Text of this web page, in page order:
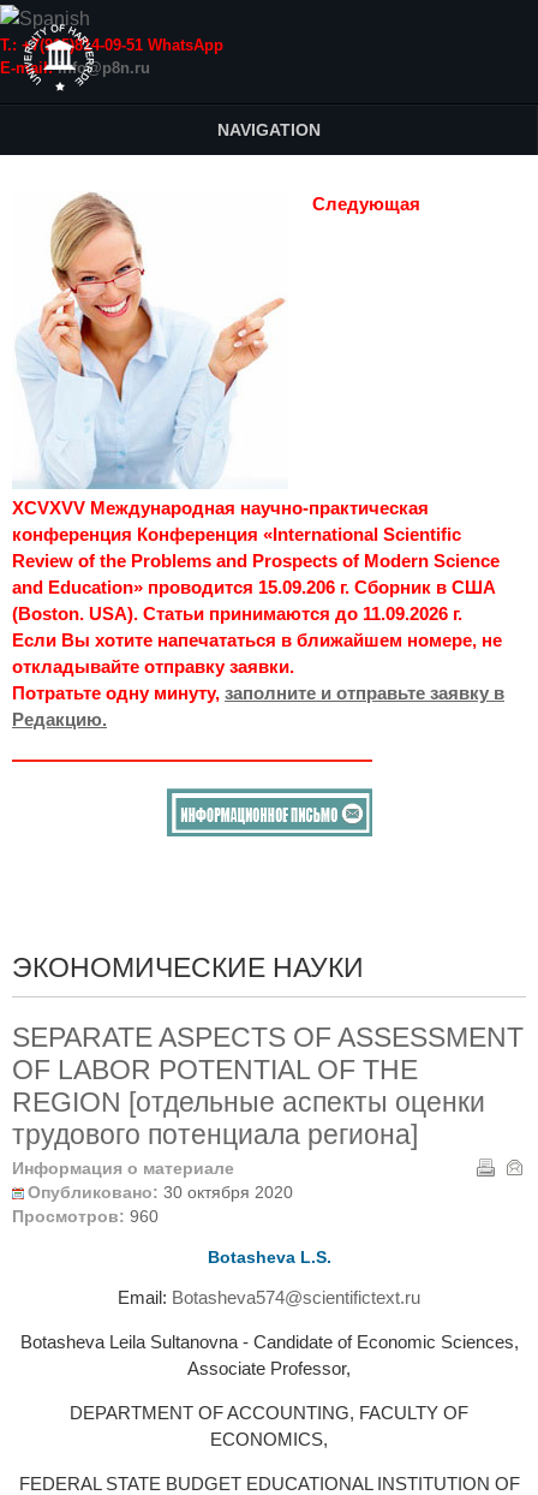
Т.: +7(915)814-09-51 WhatsApp
E-mail:info@p8n.ru
NAVIGATION
Следующая
XCVXVV Международная научно-практическая
конференция Конференция «International Scientific
Review of the Problems and Prospects of Modern Science
and Education» проводится 15.09.206 г. Сборник в США
(Boston. USA). Статьи принимаются до 11.09.2026 г.
Если Вы хотите напечататься в ближайшем номере, не
откладывайте отправку заявки.
Потратьте одну минуту, заполните и отправьте заявку в
Редакцию.
ЭКОНОМИЧЕСКИЕ НАУКИ
SEPARATE ASPECTS OF ASSESSMENT
OF LABOR POTENTIAL OF THE
REGION [отдельные аспекты оценки
трудового потенциала региона]
Информация о материале
Опубликовано: 30 октября 2020
Просмотров: 960
Botasheva L.S.
Email: Botasheva574@scientifictext.ru
Botasheva Leila Sultanovna - Candidate of Economic Sciences,
Associate Professor,
DEPARTMENT OF ACCOUNTING, FACULTY OF
ECONOMICS,
FEDERAL STATE BUDGET EDUCATIONAL INSTITUTION OF